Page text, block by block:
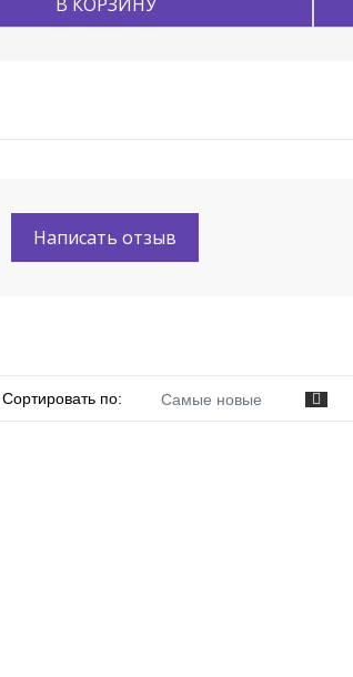
Написать отзыв
Сортировать по: Самые новые